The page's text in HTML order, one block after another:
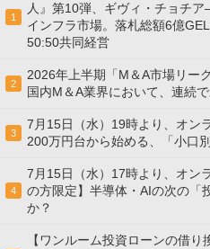
1
人』第10弾、ギヴィ・チョチ
インフラ市場。落札総額6億
50:50共同経営
2
2026年上半期「M＆A市場リー
国内M＆A業界において、連続
3
7月15日（水）19時より、オン
200万円台から始める、「小口
4
7月15日（水）17時より、オン
の方限定】半導体・AIの次の「
か？
【ワンルーム投資ローンの借